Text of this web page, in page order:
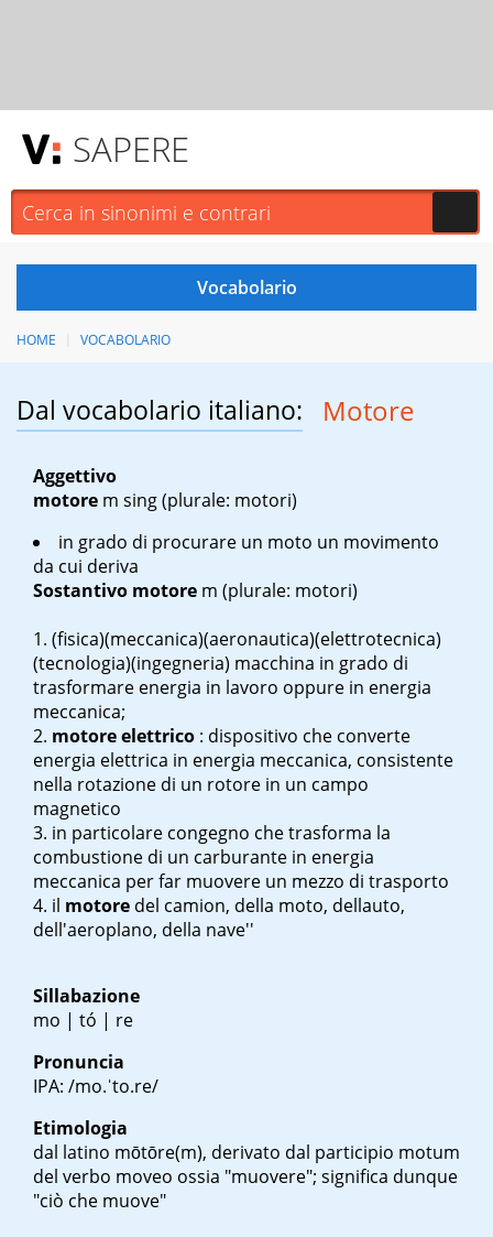
SAPERE
HOME VOCABOLARIO
Dal vocabolario italiano: Motore
Aggettivo
motore m sing(plurale: motori)
in grado di procurare un moto un movimento
da cui deriva
Sostantivo motore m (plurale: motori)
(fisica)(meccanica)(aeronautica)(elettrotecnica)
(tecnologia)(ingegneria) macchina in grado di
trasformare energia in lavoro oppure in energia
meccanica;
motore elettrico : dispositivo che converte
energia elettrica in energia meccanica, consistente
nella rotazione di un rotore in un campo
magnetico
in particolare congegno che trasforma la
combustione di un carburante in energia
meccanica per far muovere un mezzo di trasporto
il motore del camion, della moto, dellauto,
dell'aeroplano, della nave''
Sillabazione
mo | tó | re
Pronuncia
IPA: /mo.ˈto.re/
Etimologia
dal latino mōtōre(m), derivato dal participio motum
del verbo moveo ossia "muovere"; significa dunque
"ciò che muove"